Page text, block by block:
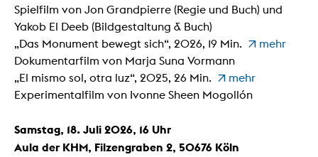
Spielfilm von Jon Grandpierre (Regie und Buch) und
Yakob El Deeb (Bildgestaltung & Buch)
„Das Monument bewegt sich“, 2026, 19 Min.
mehr
Dokumentarfilm von Marja Suna Vormann
„El mismo sol, otra luz“, 2025, 26 Min.
mehr
Experimentalfilm von Ivonne Sheen Mogollón
Samstag, 18. Juli 2026, 16 Uhr
Aula der KHM, Filzengraben 2, 50676 Köln